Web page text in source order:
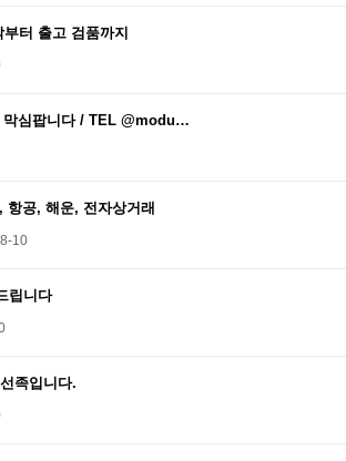
터 출고 검품까지
막심팝니다 / TEL @modu…
항공, 해운, 전자상거래
10
립니다
족입니다.